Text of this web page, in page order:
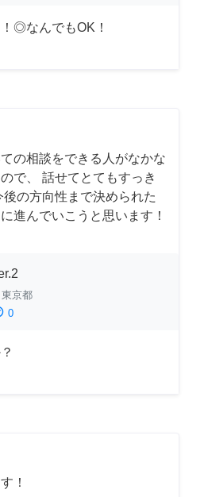
◎なんでもOK！
の相談をできる人がなかな
で、 話せてとてもすっき
後の方向性まで決められた
進んでいこうと思います！
東京都
0
！